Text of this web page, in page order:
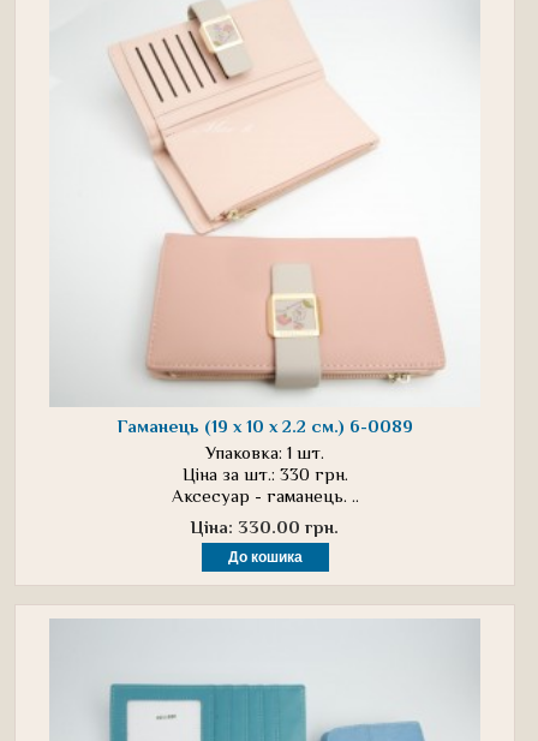
Гаманець (19 х 10 х 2.2 см.) 6-0089
Упаковка: 1 шт.
Ціна за шт.: 330 грн.
Аксесуар - гаманець. ..
Ціна: 330.00 грн.